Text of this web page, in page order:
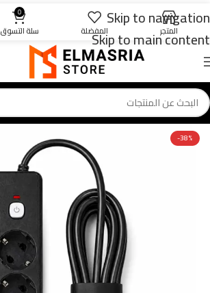
Skip to navigation
Skip to main content
-38%
المتجر المفضلة
0
سلة التسوق